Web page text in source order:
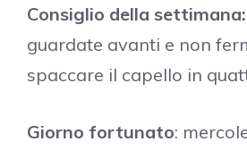
Consiglio della settimana:
guardate avanti e non
spaccare il capello in
Giorno fortunato: